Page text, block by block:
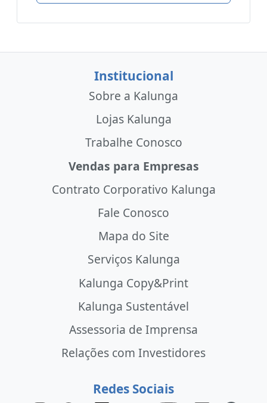
Institucional
Sobre a Kalunga
Lojas Kalunga
Trabalhe Conosco
Vendas para Empresas
Contrato Corporativo Kalunga
Fale Conosco
Mapa do Site
Serviços Kalunga
Kalunga Copy&Print
Kalunga Sustentável
Assessoria de Imprensa
Relações com Investidores
Redes Sociais